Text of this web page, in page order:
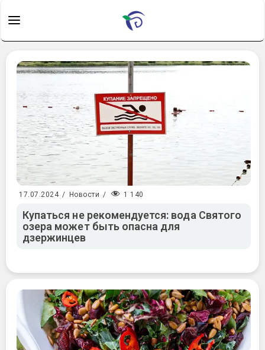
17.07.2024 / Новости / 1 140
Купаться не рекомендуется: вода Святого
озера может быть опасна для
дзержинцев